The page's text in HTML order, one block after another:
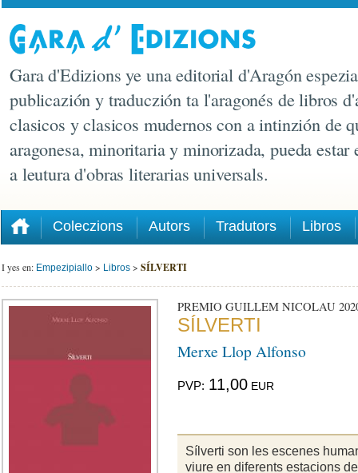
Gara d'Edizions ye una editorial d'Aragón
publicazión y traduczión ta l'aragonés de libros
clasicos y clasicos mudernos con a intinzión de
aragonesa, minoritaria y minorizada, pueda estar
a leutura d'obras literarias universals.
Coleczions Autors Tradutors Libros
I yes en: Empezipiallo > Libros > SÍLVERTI
PREMIO GUILLEM NICOLAU
SÍLVERTI
Merxe Llop Alfonso
PVP: 11,00 EUR
Sílverti son les escenes
viure en diferents estacions